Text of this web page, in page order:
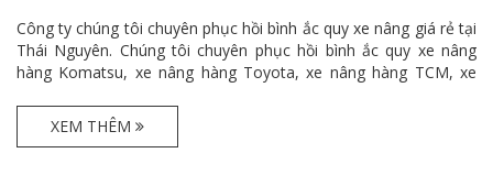
Công ty chúng tôi chuyên phục hồi bình ắc quy xe nâng giá rẻ tại
Thái Nguyên. Chúng tôi chuyên phục hồi bình ắc quy xe nâng
hàng Komatsu, xe nâng hàng Toyota, xe nâng hàng TCM, xe
Hyster, xe nâng hàng Huyndai với giá cả cạnh tranh.
XEM THÊM